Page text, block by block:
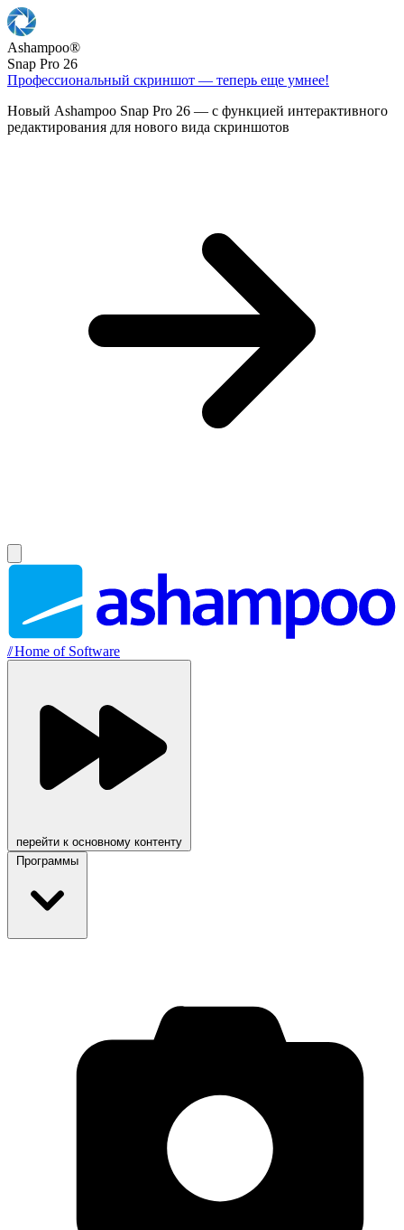
Ashampoo®
Snap Pro 26
Профессиональный скриншот — теперь еще умнее!
Новый Ashampoo Snap Pro 26 — с функцией интерактивного
редактирования для нового вида скриншотов
//Home of Software
перейти к основному контенту
Программы